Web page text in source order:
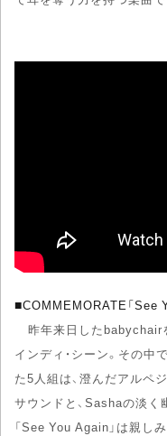
■COMMEMORATE「See
昨年来日したbabychair
インディ・シーン。その
た5人組は、澄んだアルペ
サウンドと、Sashaの淡
「See You Again」は親し